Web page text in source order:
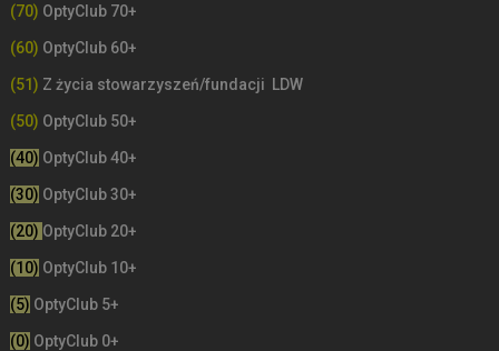
(70) OptyClub 70+
(60) OptyClub 60+
(51) Z życia stowarzyszeń/fundacji LDW
(50) OptyClub 50+
(40) OptyClub 40+
(30) OptyClub 30+
(20) OptyClub 20+
(10) OptyClub 10+
(5) OptyClub 5+
(0) OptyClub 0+